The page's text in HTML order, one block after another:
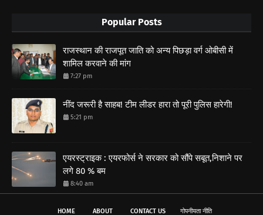
Popular Posts
राजस्थान की राजपूत जाति को अन्य पिछड़ा वर्ग ओबीसी में
शामिल करवाने की मांग
7:27 pm
नींद जरूरी है साहब! टीम लीडर हारा तो पूरी पुलिस हारेगी!
5:21 pm
एयरस्ट्राइक : एयरफोर्स ने सरकार को सौंपे सबूत,निशाने पर
लगे 80 % बम
8:40 am
HOME ABOUT CONTACT US गोपनीयता नीति